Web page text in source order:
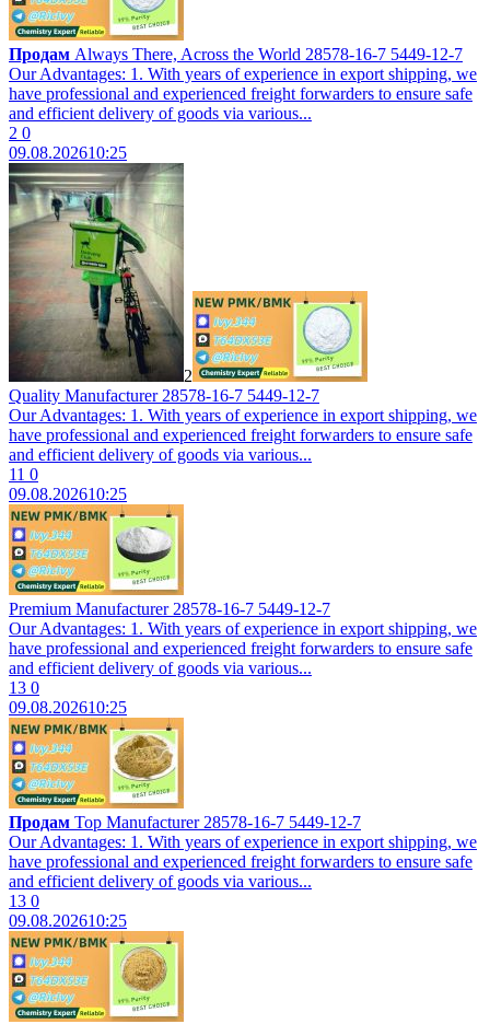
Продам Always There, Across the World 28578-16-7 5449-12-7
Our Advantages: 1. With years of experience in export shipping, we
have professional and experienced freight forwarders to ensure safe
and efficient delivery of goods via various...
2 0
09.08.202610:25
2
Quality Manufacturer 28578-16-7 5449-12-7
Our Advantages: 1. With years of experience in export shipping, we
have professional and experienced freight forwarders to ensure safe
and efficient delivery of goods via various...
11 0
09.08.202610:25
Premium Manufacturer 28578-16-7 5449-12-7
Our Advantages: 1. With years of experience in export shipping, we
have professional and experienced freight forwarders to ensure safe
and efficient delivery of goods via various...
13 0
09.08.202610:25
Продам Top Manufacturer 28578-16-7 5449-12-7
Our Advantages: 1. With years of experience in export shipping, we
have professional and experienced freight forwarders to ensure safe
and efficient delivery of goods via various...
13 0
09.08.202610:25